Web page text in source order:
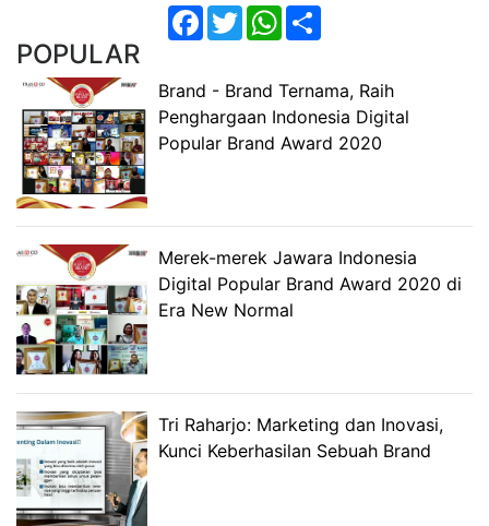
Facebook
TwitterWhatsApp
POPULAR
Brand - Brand Ternama, Raih
Penghargaan Indonesia Digital
Popular Brand Award 2020
Merek-merek Jawara Indonesia
Digital Popular Brand Award 2020 di
Era New Normal
Tri Raharjo: Marketing dan Inovasi,
Kunci Keberhasilan Sebuah Brand